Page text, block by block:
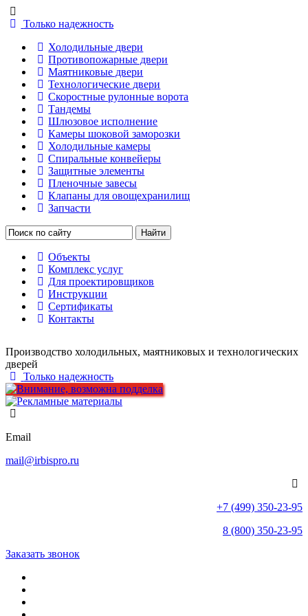
Только надежность
Холодильные двери
Противопожарные двери
Маятниковые двери
Технологические двери
Скоростные рулонные ворота
Тандемы
Шлюзовое исполнение
Камеры шоковой заморозки
Холодильные камеры
Спиральные конвейеры
Защитные элементы
Пленочные завесы
Клапаны для овощехранилищ
Запчасти
Объекты
Комплекс услуг
Для проектировщиков
Инструкции
Сертификаты
Контакты
Производство холодильных, маятниковых и технологических
дверей
Только надежность
Email
mail@irbispro.ru
+7 (499) 350-23-95
8 (800) 350-23-95
Заказать звонок